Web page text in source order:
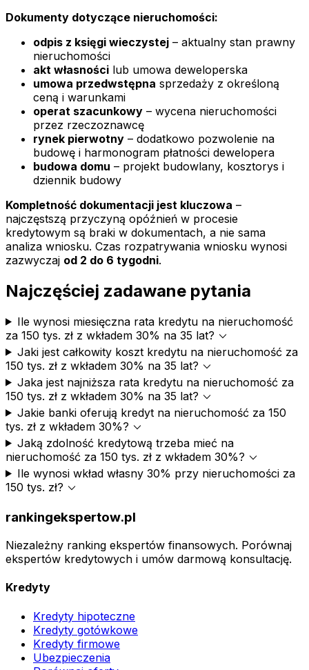
Dokumenty dotyczące nieruchomości:
odpis z księgi wieczystej – aktualny stan prawny
nieruchomości
akt własności lub umowa deweloperska
umowa przedwstępna sprzedaży z określoną
ceną i warunkami
operat szacunkowy – wycena nieruchomości
przez rzeczoznawcę
rynek pierwotny – dodatkowo pozwolenie na
budowę i harmonogram płatności dewelopera
budowa domu – projekt budowlany, kosztorys i
dziennik budowy
Kompletność dokumentacji jest kluczowa –
najczęstszą przyczyną opóźnień w procesie
kredytowym są braki w dokumentach, a nie sama
analiza wniosku. Czas rozpatrywania wniosku wynosi
zazwyczaj od 2 do 6 tygodni.
Najczęściej zadawane pytania
Ile wynosi miesięczna rata kredytu na nieruchomość
za 150 tys. zł z wkładem 30% na 35 lat? expand_more
Jaki jest całkowity koszt kredytu na nieruchomość za
150 tys. zł z wkładem 30% na 35 lat? expand_more
Jaka jest najniższa rata kredytu na nieruchomość za
150 tys. zł z wkładem 30% na 35 lat? expand_more
Jakie banki oferują kredyt na nieruchomość za 150
tys. zł z wkładem 30%? expand_more
Jaką zdolność kredytową trzeba mieć na
nieruchomość za 150 tys. zł z wkładem 30%? expand_more
Ile wynosi wkład własny 30% przy nieruchomości za
150 tys. zł? expand_more
rankingekspertow.pl
Niezależny ranking ekspertów finansowych. Porównaj
ekspertów kredytowych i umów darmową konsultację.
Kredyty
Kredyty hipoteczne
Kredyty gotówkowe
Kredyty firmowe
Ubezpieczenia